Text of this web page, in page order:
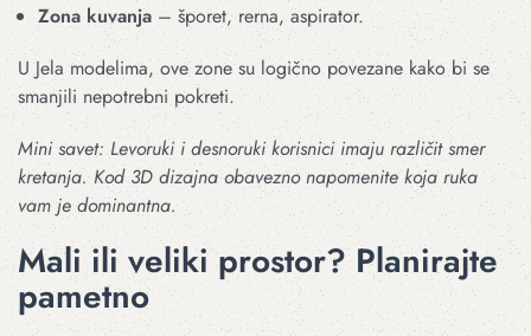
Zona kuvanja – šporet, rerna, aspirator.
U Jela modelima, ove zone su logično povezane kako bi se
smanjili nepotrebni pokreti.
Mini savet: Levoruki i desnoruki korisnici imaju različit smer
kretanja. Kod 3D dizajna obavezno napomenite koja ruka
vam je dominantna.
Mali ili veliki prostor? Planirajte
pametno